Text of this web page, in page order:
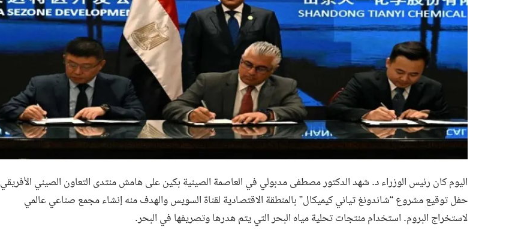
اليوم كان رئيس الوزراء د. شهد الدكتور مصطفى مدبولي في العاصمة الصينية بكين على هامش منتدى التعاون الصيني الأفريقي
حفل توقيع مشروع “شاندونغ تياني كيميكال” بالمنطقة الاقتصادية لقناة السويس والهدف منه إنشاء مجمع صناعي عالمي
لاستخراج البروم. استخدام منتجات تحلية مياه البحر التي يتم هدرها وتصريفها في البحر.